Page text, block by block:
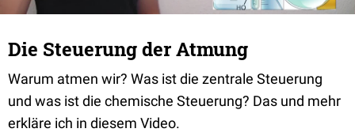
Die Steuerung der Atmung
Warum atmen wir? Was ist die zentrale Steuerung
und was ist die chemische Steuerung? Das und mehr
erkläre ich in diesem Video.